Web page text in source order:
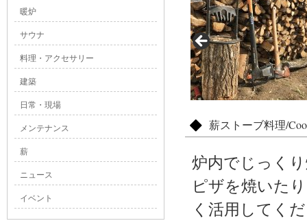
薪ストーブ料理/
炉内でじっく
ピザを焼いた
く活用してく
暖炉
サウナ
料理・アクセサリー
建築
日常・現場
メンテナンス
薪
ニュース
イベント